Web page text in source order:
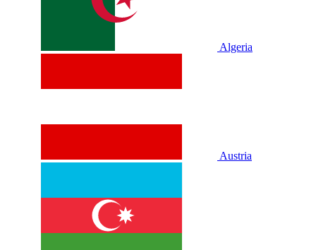
Algeria
Austria